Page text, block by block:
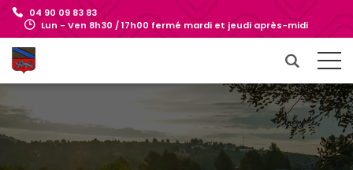
04 90 09 83 83
Lun - Ven 8h30 / 17h00 fermé mardi et jeudi après-midi